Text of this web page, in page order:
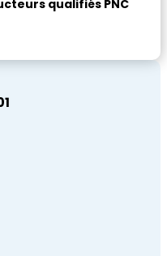
qualifiés PNC